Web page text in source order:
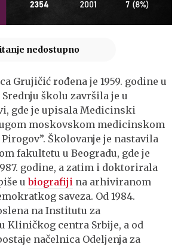
Grujičić rođena je 1959. godine u
Srednju školu završila je u
gde je upisala Medicinski
moskovskom medicinskom
Školovanje je nastavila
fakultetu u Beogradu, gde je
godine, a zatim i doktorirala
ubiografiji na arhiviranom
saveza. Od 1984.
na Institutu za
Kliničkog centra Srbije, a od
načelnica Odeljenja za